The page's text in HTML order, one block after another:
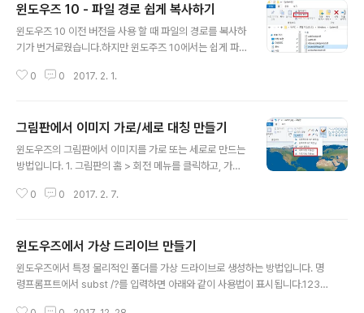
릭하면 적용됩니다.
윈도우즈 10 - 파일 경로 쉽게 복사하기
윈도우즈 10 이전 버전을 사용 할 때 파일의 경로를 복사하
기가 번거로웠습니다.하지만 윈도주즈 10에서는 쉽게 파
원하는 폴더에 이동하여 파일을 선택합니다. 2. 파일 탐색
0 0 2017. 2. 1.
그림판에서 이미지 가로/세로 대칭 만들기
윈도우즈의 그림판에서 이미지를 가로 또는 세로로 만드는
방법입니다. 1. 그림판의 홈 > 회전 메뉴를 클릭하고, 가로
됩니다. 2. 아래의 이미지는 가로 대칭 한 결과입니다.
0 0 2017. 2. 7.
윈도우즈에서 가상 드리이브 만들기
윈도우즈에서 특정 물리적인 폴더를 가상 드라이브로 생성하는 방법입니다. 명
령프롬프트에서 subst /?를 입력하면 아래와 같이 사용법이 표시됩니다.1234